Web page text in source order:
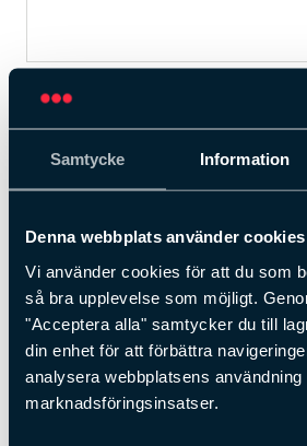
Samtycke Information
Denna webbplats använder cookies
Vi använder cookies för att du som
så bra upplevelse som möjligt.
"Acceptera alla" samtycker du till
din enhet för att förbättra
analysera webbplatsens
marknadsföringsinsatser.
Sensormatic larmetikett
framtagen att passa till
förpackningar, t.ex
I och med att den saknar klister
vill stöldskydda. Precis som APX-
och prestanda. Instick AM kommer i
etiketter och har ett mått på 4,52 x
Kontakta en säljare